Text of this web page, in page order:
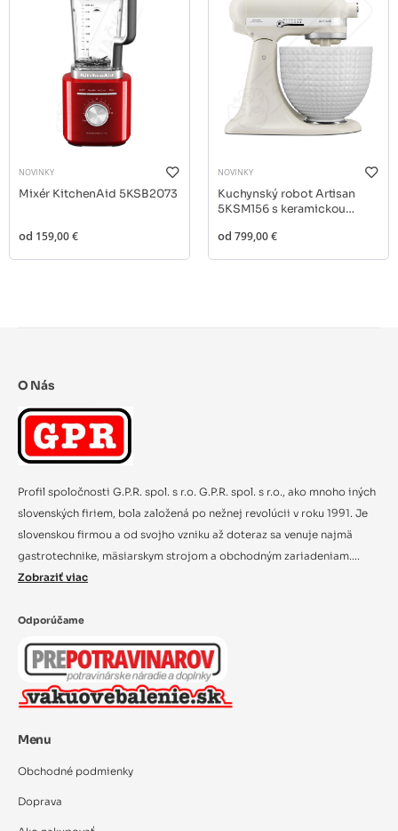
NOVINKY
Mixér KitchenAid 5KSB2073
od 159,00 €
NOVINKY
Kuchynský robot Artisan
5KSM156 s keramickou
od 799,00 €
O Nás
Profil spoločnosti G.P.R. spol. s r.o. G.P.R. spol. s r.o., ako mnoho iných
slovenských firiem, bola založená po nežnej revolúcii v roku 1991. Je
slovenskou firmou a od svojho vzniku až doteraz sa venuje najmä
gastrotechnike, mäsiarskym strojom a obchodným zariadeniam....
Zobraziť viac
Odporúčame
Menu
Obchodné podmienky
Doprava